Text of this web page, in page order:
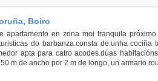
Boiro
apartamento en zona moi tranquila
do barbanza.consta de:unha cociña
apta para catro acodes.dúas
m de ancho por 2 m de longo, un armario